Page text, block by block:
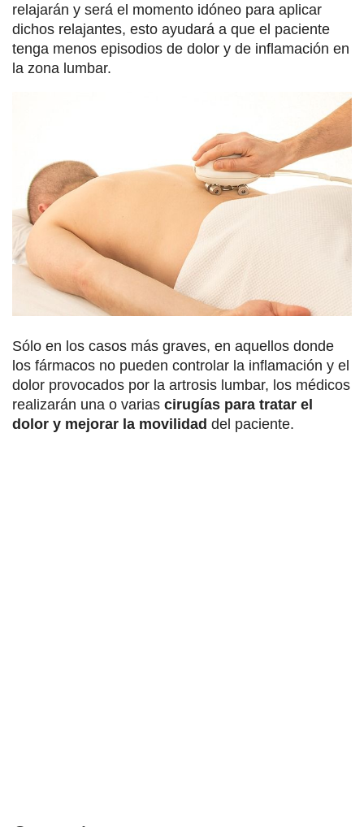
relajarán y será el momento idóneo para aplicar
dichos relajantes, esto ayudará a que el paciente
tenga menos episodios de dolor y de inflamación en
la zona lumbar.
Sólo en los casos más graves, en aquellos donde
los fármacos no pueden controlar la inflamación y el
dolor provocados por la artrosis lumbar, los médicos
realizarán una o varias cirugías para tratar el
dolor y mejorar la movilidad del paciente.